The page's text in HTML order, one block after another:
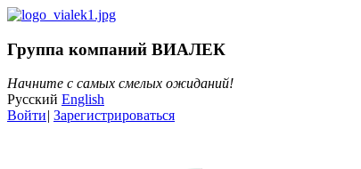
Группа компаний ВИАЛЕК
Начните с самых смелых ожиданий!
Русский English
Войти| Зарегистрироваться